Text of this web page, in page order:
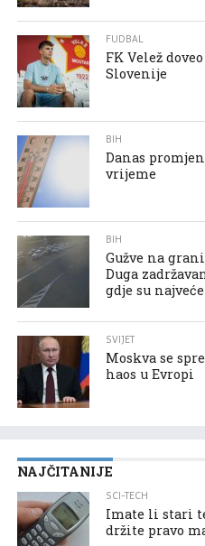
FUDBAL
FK Velež
Slovenije
BIH
Danas
vrijeme
BIH
Gužve na
Duga
gdje su
SVIJET
Moskva se
haos u Evropi
NAJČITANIJE
SCI-TECH
Imate li stari
držite pravo